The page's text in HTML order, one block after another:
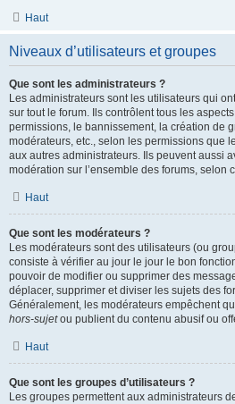
Haut
Niveaux d’utilisateurs et groupes
Que sont les administrateurs ?
Les administrateurs sont les utilisateurs qui
sur tout le forum. Ils contrôlent tous les
permissions, le bannissement, la création de
modérateurs, etc., selon les permissions que
aux autres administrateurs. Ils peuvent aussi
modération sur l’ensemble des forums, selon
Haut
Que sont les modérateurs ?
Les modérateurs sont des utilisateurs (ou
consiste à vérifier au jour le jour le bon
pouvoir de modifier ou supprimer des
déplacer, supprimer et diviser les sujets des
Généralement, les modérateurs empêchent
hors-sujetou publient du contenu abusif ou
Haut
Que sont les groupes d’utilisateurs ?
Les groupes permettent aux administrateurs